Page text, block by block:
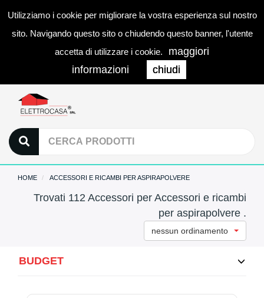
Utilizziamo i cookie per migliorare la vostra esperienza sul nostro
sito. Navigando questo sito o chiudendo questo banner, l'utente
accetta di utilizzare i cookie.
maggiori
informazioni
chiudi
0
HOME ACCESSORI E RICAMBI PER ASPIRAPOLVERE
Trovati 112 Accessori per Accessori e ricambi
per aspirapolvere .
nessun ordinamento
BUDGET